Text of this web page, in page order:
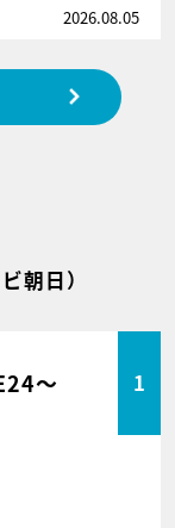
2026.08.05
朝日）
～ 1